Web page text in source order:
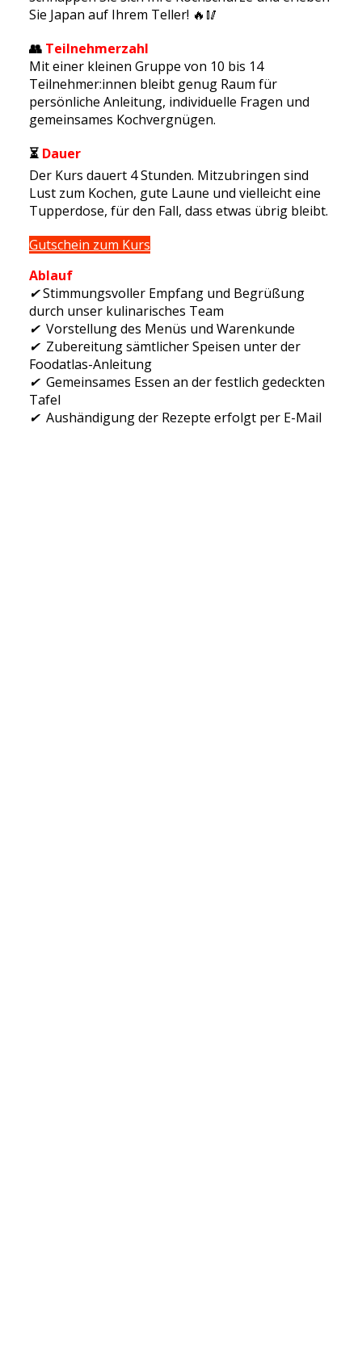
Sie Japan auf Ihrem Teller! 🔥🥢
👥 Teilnehmerzahl
Mit einer kleinen Gruppe von 10 bis 14
Teilnehmer:innen bleibt genug Raum für
persönliche Anleitung, individuelle Fragen und
gemeinsames Kochvergnügen.
⏳ Dauer
Der Kurs dauert 4 Stunden. Mitzubringen sind
Lust zum Kochen, gute Laune und vielleicht eine
Tupperdose, für den Fall, dass etwas übrig bleibt.
Gutschein zum Kurs
Ablauf
✔Stimmungsvoller Empfang und Begrüßung
durch unser kulinarisches Team
✔ Vorstellung des Menüs und Warenkunde
✔ Zubereitung sämtlicher Speisen unter der
Foodatlas-Anleitung
✔ Gemeinsames Essen an der festlich gedeckten
Tafel
✔ Aushändigung der Rezepte erfolgt per E-Mail